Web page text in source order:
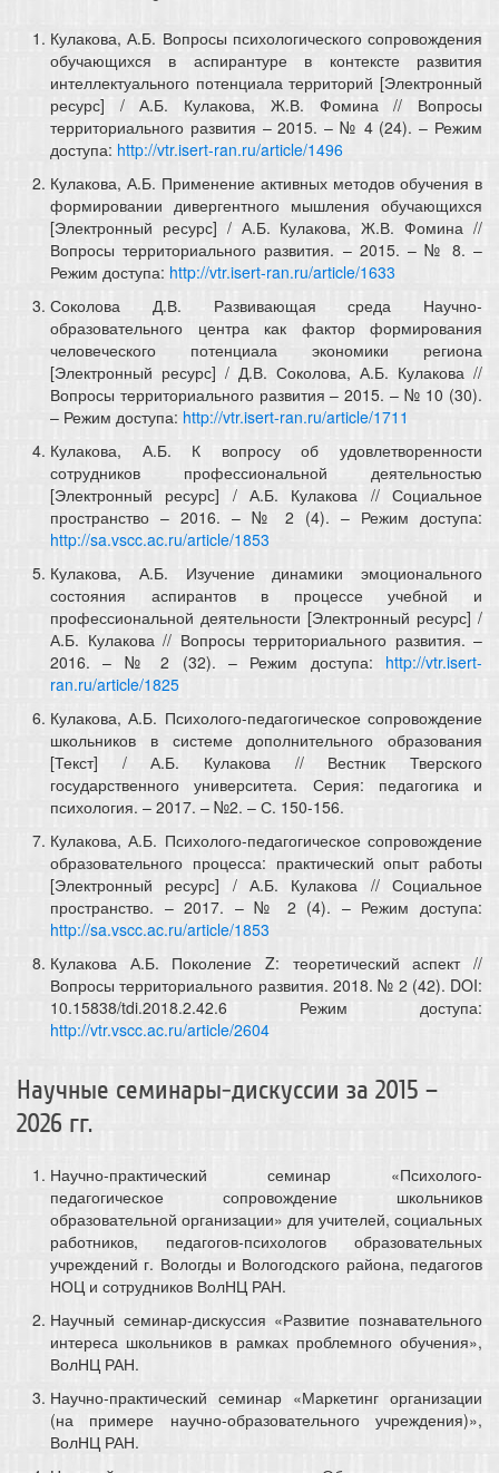
Кулакова, А.Б. Вопросы психологического сопровождения
обучающихся в аспирантуре в контексте развития
интеллектуального потенциала территорий [Электронный
ресурс] / А.Б. Кулакова, Ж.В. Фомина // Вопросы
территориального развития – 2015. – № 4 (24). – Режим
доступа: http://vtr.isert-ran.ru/article/1496
Кулакова, А.Б. Применение активных методов обучения в
формировании дивергентного мышления обучающихся
[Электронный ресурс] / А.Б. Кулакова, Ж.В. Фомина //
Вопросы территориального развития. – 2015. – № 8. –
Режим доступа: http://vtr.isert-ran.ru/article/1633
Соколова Д.В. Развивающая среда Научно-
образовательного центра как фактор формирования
человеческого потенциала экономики региона
[Электронный ресурс] / Д.В. Соколова, А.Б. Кулакова //
Вопросы территориального развития – 2015. – № 10 (30).
– Режим доступа: http://vtr.isert-ran.ru/article/1711
Кулакова, А.Б. К вопросу об удовлетворенности
сотрудников профессиональной деятельностью
[Электронный ресурс] / А.Б. Кулакова // Социальное
пространство – 2016. – № 2 (4). – Режим доступа:
http://sa.vscc.ac.ru/article/1853
Кулакова, А.Б. Изучение динамики эмоционального
состояния аспирантов в процессе учебной и
профессиональной деятельности [Электронный ресурс] /
А.Б. Кулакова // Вопросы территориального развития. –
2016. – № 2 (32). – Режим доступа: http://vtr.isert-
ran.ru/article/1825
Кулакова, А.Б. Психолого-педагогическое сопровождение
школьников в системе дополнительного образования
[Текст] / А.Б. Кулакова // Вестник Тверского
государственного университета. Серия: педагогика и
психология. – 2017. – №2. – С. 150-156.
Кулакова, А.Б. Психолого-педагогическое сопровождение
образовательного процесса: практический опыт работы
[Электронный ресурс] / А.Б. Кулакова // Социальное
пространство. – 2017. – № 2 (4). – Режим доступа:
http://sa.vscc.ac.ru/article/1853
Кулакова А.Б. Поколение Z: теоретический аспект //
Вопросы территориального развития. 2018. № 2 (42). DOI:
10.15838/tdi.2018.2.42.6 Режим доступа:
http://vtr.vscc.ac.ru/article/2604
Научные семинары-дискуссии за 2015 –
2026 гг.
Научно-практический семинар «Психолого-
педагогическое сопровождение школьников
образовательной организации» для учителей, социальных
работников, педагогов-психологов образовательных
учреждений г. Вологды и Вологодского района, педагогов
НОЦ и сотрудников ВолНЦ РАН.
Научный семинар-дискуссия «Развитие познавательного
интереса школьников в рамках проблемного обучения»,
ВолНЦ РАН.
Научно-практический семинар «Маркетинг организации
(на примере научно-образовательного учреждения)»,
ВолНЦ РАН.